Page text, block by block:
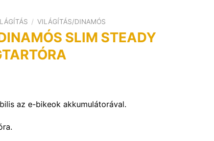
/ VILÁGÍTÁS/DINAMÓS
SLIM STEADY
Ft.
az e-bikeok akkumulátorával.